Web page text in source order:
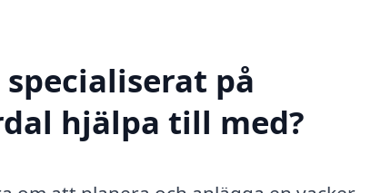
på
hjälpa till med?